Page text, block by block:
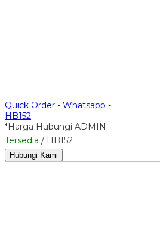
Quick Order - Whatsapp -
HB152
*Harga Hubungi ADMIN
Tersedia / HB152
Hubungi Kami